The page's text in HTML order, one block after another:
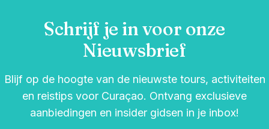
Schrijf je in voor onze
Nieuwsbrief
Blijf op de hoogte van de nieuwste tours, activiteiten
en reistips voor Curaçao. Ontvang exclusieve
aanbiedingen en insider gidsen in je inbox!